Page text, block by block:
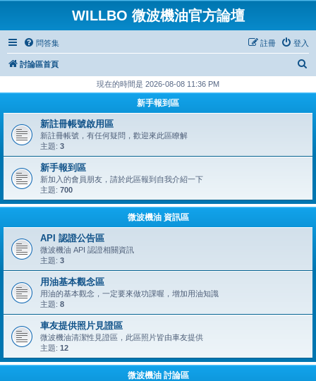
WILLBO 微波機油官方論壇
問答集 登入
註冊
討論區首頁
現在的時間是 2026-08-08 11:36 PM
新手報到區
新註冊帳號啟用區
新註冊帳號，有任何疑問，歡迎來此區瞭解
主題: 3
新手報到區
新加入的會員朋友，請於此區報到自我介紹一下
主題: 700
微波機油 資訊區
API 認證公告區
微波機油 API 認證相關資訊
主題: 3
用油基本觀念區
用油的基本觀念，一定要來做功課喔，增加用油知識
主題: 8
車友提供照片見證區
微波機油清潔性見證區，此區照片皆由車友提供
主題: 12
微波機油 討論區